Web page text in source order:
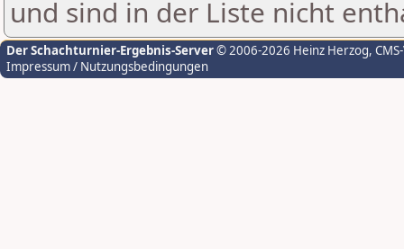
und sind in der Liste nicht
Der Schachturnier-Ergebnis-Server© 2006-2026 Heinz Herzog,
Impressum / Nutzungsbedingungen